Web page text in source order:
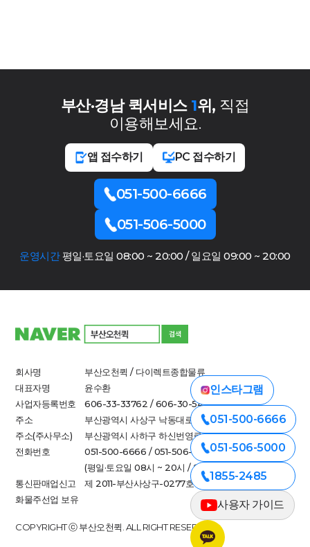
부산·경남 퀵서비스 1위, 직접
이용해보세요.
앱 접수하기 PC 접수하기
051-500-6666
051-506-5000
운영시간평일·토요일 08:00 ~ 20:00 / 일요일 09:00 ~ 20:00
회사명
부산오천퀵 / 다이렉트종합물류
대표자명
윤수환
사업자등록번호
606-33-33762 / 606-30-54790
주소
부산광역시 사상구 낙동대로 712-1
주소(주사무소)
부산광역시 사하구 하신번영로 308-1(하단동)
전화번호
051-500-6666 / 051-506-5000
(평일·토요일 08시 ~ 20시 / 일요일 09시 ~ 20시)
통신판매업신고
제 2011-부산사상구-0277호
화물주선업 보유
COPYRIGHT ⓒ 부산오천퀵. ALL RIGHT RESERVED
인스타그램
051-500-6666
051-506-5000
1855-2485
사용자 가이드